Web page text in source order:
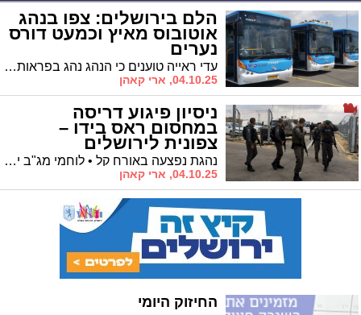
הלם בירושלים: צפו בנהג
אוטובוס מאיץ וכמעט דורס
נערים
עדי ראייה טוענים כי הנהג נהג בפראות, עבר באדום וחתך רכבים בניגוד לכיוון התנועה • תושבים זועמים: "נס התרחשות שלא הסתיים באסון"
04.10.25, ארי קאהן
ניסיון פיגוע דריסה
במחסום ראס בידו –
צפונית לירושלים
נהגת נפצעה באורח קל • לוחמי מג"ב ירו באוויר ותפסו את החשוד שנמלט לכפר בידו
04.10.25, ארי קאהן
החיזוק היומי